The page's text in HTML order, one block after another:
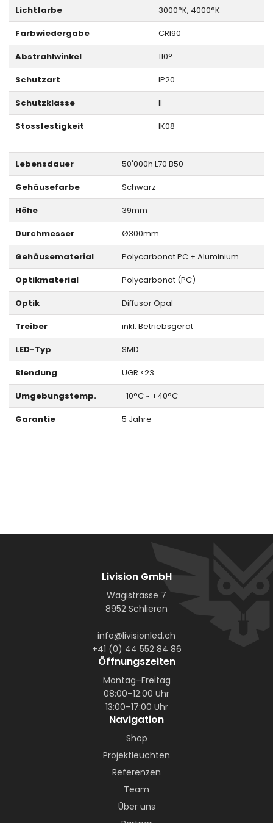
Lichtfarbe
3000°K, 4000°K
Farbwiedergabe
CRI90
Abstrahlwinkel
110°
Schutzart
IP20
Schutzklasse
II
Stossfestigkeit
IK08
Lebensdauer
50'000h L70 B50
Gehäusefarbe
Schwarz
Höhe
39mm
Durchmesser
Ø300mm
Gehäusematerial
Polycarbonat PC + Aluminium
Optikmaterial
Polycarbonat (PC)
Optik
Diffusor Opal
Treiber
inkl. Betriebsgerät
LED-Typ
SMD
Blendung
UGR <23
Umgebungstemp.
-10°C ~ +40°C
Garantie
5 Jahre
Livision GmbH
Wagistrasse 7
8952 Schlieren
info@livisionled.ch
+41 (0) 44 552 84 86
Öffnungszeiten
Montag–Freitag
08:00–12:00 Uhr
13:00–17:00 Uhr
Navigation
Shop
Projektleuchten
Referenzen
Team
Über uns